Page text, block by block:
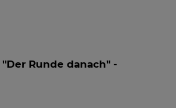
"Der Runde danach" -